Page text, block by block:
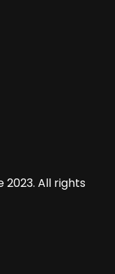
2023. All rights